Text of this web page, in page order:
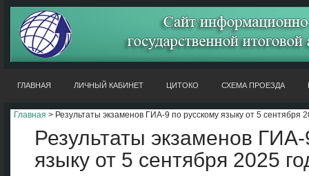
ГЛАВНАЯ ЛИЧНЫЙ КАБИНЕТ ЦИТОКО СХЕМА ПРОЕЗДА
Главная > Результаты экзаменов ГИА-9 по русскому языку от 5 сентября
Результаты экзаменов
языку от 5 сентября 2025